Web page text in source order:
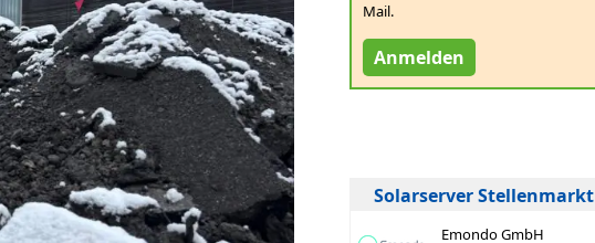
Mail.
Anmelden
Solarserver Stellenmarkt